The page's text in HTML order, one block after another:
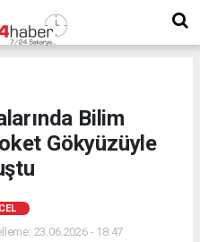
Bilim
Gökyüzüyle
23.06.2026 - 18:47